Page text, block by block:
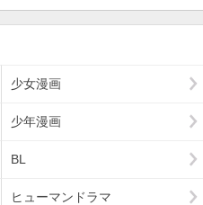
少女漫画
少年漫画
BL
ヒューマンドラマ